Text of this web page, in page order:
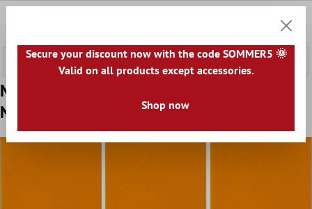
Cesta
Muestra Azulejos De Mosaico Adventure
Naranja Mate
Secure your discount now with the code SOMMER5 🌞
Valid on all products except accessories.
Shop now